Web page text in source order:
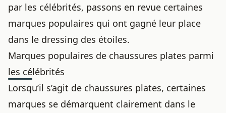
par les célébrités, passons en revue certaines
marques populaires qui ont gagné leur place
dans le dressing des étoiles.
Marques populaires de chaussures plates parmi
les célébrités
Lorsqu’il s’agit de chaussures plates, certaines
marques se démarquent clairement dans le